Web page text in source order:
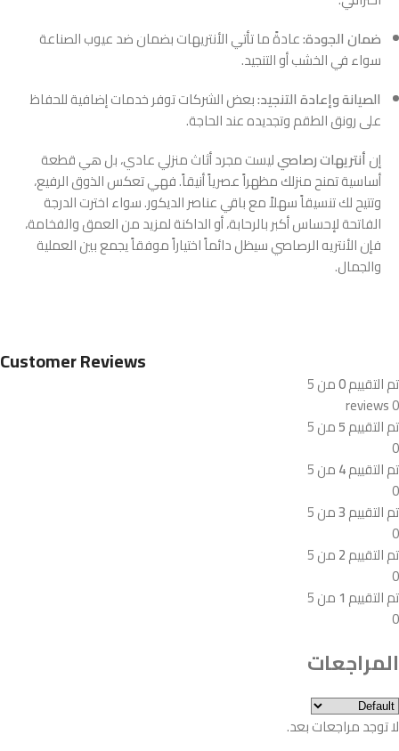
ضمان الجودة:عادةً ما تأتي الأنتريهات بضمان ضد عيوب الصناعة
سواء في الخشب أو التنجيد.
الصيانة وإعادة التنجيد:بعض الشركات توفر خدمات إضافية للحفاظ
على رونق الطقم وتجديده عند الحاجة.
إنأنتريهات رصاصيليست مجرد أثاث منزلي عادي، بل هي قطعة
أساسية تمنح منزلك مظهراً عصرياً أنيقاً. فهي تعكس الذوق الرفيع،
وتتيح لك تنسيقاً سهلاً مع باقي عناصر الديكور. سواء اخترت الدرجة
الفاتحة لإحساس أكبر بالرحابة، أو الداكنة لمزيد من العمق والفخامة،
فإن الأنتريه الرصاصي سيظل دائماً اختياراً موفقاً يجمع بين العملية
والجمال.
Customer Reviews
تم التقييم0من 5
0 reviews
تم التقييم5من 5
0
تم التقييم4من 5
0
تم التقييم3من 5
0
تم التقييم2من 5
0
تم التقييم 1 من 5
0
المراجعات
لا توجد مراجعات بعد.